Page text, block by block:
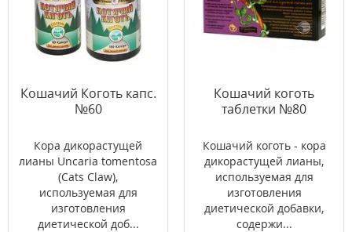
Кошачий Коготь капс.
№60
Кора дикорастущей
лианы Uncaria tomentosa
(Cats Claw),
используемая для
изготовления
диетической доб...
Кошачий коготь
таблетки №80
Кошачий коготь - кора
дикорастущей лианы,
используемая для
изготовления
диетической добавки,
содержи...